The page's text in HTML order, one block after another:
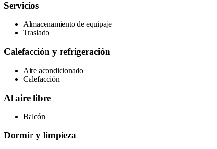
Servicios
Almacenamiento de equipaje
Traslado
Calefacción y refrigeración
Aire acondicionado
Calefacción
Al aire libre
Balcón
Dormir y limpieza